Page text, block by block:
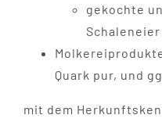
gekochte
Schaleneier
Quark pur, und
mit dem